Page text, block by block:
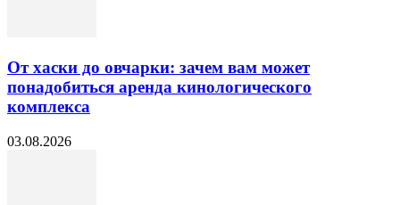
От хаски до овчарки: зачем вам может
понадобиться аренда кинологического
комплекса
03.08.2026